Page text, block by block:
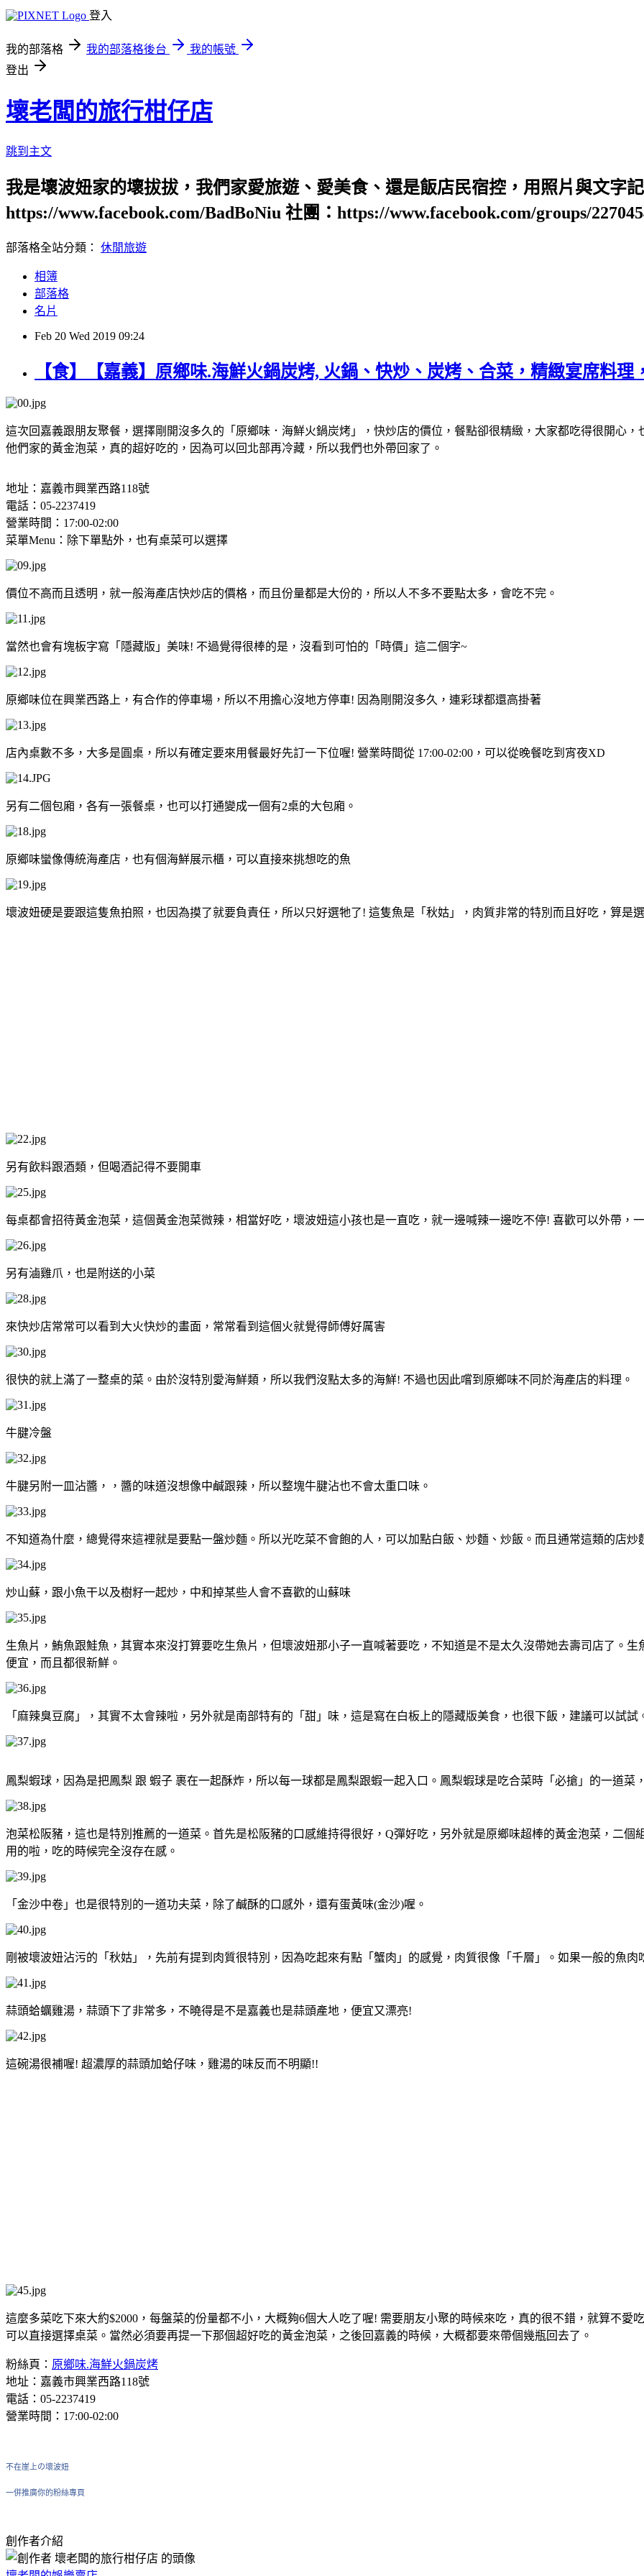
登入
我的部落格 我的部落格後台
我的帳號
登出
壞老闆的旅行柑仔店
跳到主文
我是壞波妞家的壞拔拔，我們家愛旅遊、愛美食、還是飯店民宿控，用照片與文字
https://www.facebook.com/BadBoNiu 社團：https://www.facebook.com/groups/
部落格全站分類： 休閒旅遊
相簿
部落格
名片
Feb 20 Wed 2019 09:24
【食】【嘉義】原鄉味.海鮮火鍋炭烤, 火鍋、快炒、炭烤、合菜，精緻宴席料理
這次回嘉義跟朋友聚餐，選擇剛開沒多久的「原鄉味．海鮮火鍋炭烤」，快炒店的價位，餐點卻很精緻，大家都吃得很開心
他們家的黃金泡菜，真的超好吃的，因為可以回北部再冷藏，所以我們也外帶回家了。
地址：嘉義市興業西路118號
電話：05-2237419
營業時間：17:00-02:00
菜單Menu：除下單點外，也有桌菜可以選擇
價位不高而且透明，就一般海產店快炒店的價格，而且份量都是大份的，所以人不多不要點太多，會吃不完。
當然也會有塊板字寫「隱藏版」美味! 不過覺得很棒的是，沒看到可怕的「時價」這二個字~
原鄉味位在興業西路上，有合作的停車場，所以不用擔心沒地方停車! 因為剛開沒多久，連彩球都還高掛著
店內桌數不多，大多是圓桌，所以有確定要來用餐最好先訂一下位喔! 營業時間從 17:00-02:00，可以從晚餐吃到宵夜XD
另有二個包廂，各有一張餐桌，也可以打通變成一個有2桌的大包廂。
原鄉味蠻像傳統海產店，也有個海鮮展示櫃，可以直接來挑想吃的魚
壞波妞硬是要跟這隻魚拍照，也因為摸了就要負責任，所以只好選牠了! 這隻魚是「秋姑」，肉質非常的特別而且好吃，算是
另有飲料跟酒類，但喝酒記得不要開車
每桌都會招待黃金泡菜，這個黃金泡菜微辣，相當好吃，壞波妞這小孩也是一直吃，就一邊喊辣一邊吃不停! 喜歡可以外帶，
另有滷雞爪，也是附送的小菜
來快炒店常常可以看到大火快炒的畫面，常常看到這個火就覺得師傅好厲害
很快的就上滿了一整桌的菜。由於沒特別愛海鮮類，所以我們沒點太多的海鮮! 不過也因此嚐到原鄉味不同於海產店的料理。
牛腱冷盤
牛腱另附一皿沾醬，，醬的味道沒想像中鹹跟辣，所以整塊牛腱沾也不會太重口味。
不知道為什麼，總覺得來這裡就是要點一盤炒麵。所以光吃菜不會飽的人，可以加點白飯、炒麵、炒飯。而且通常這類的店
炒山蘇，跟小魚干以及樹籽一起炒，中和掉某些人會不喜歡的山蘇味
生魚片，鮪魚跟鮭魚，其實本來沒打算要吃生魚片，但壞波妞那小子一直喊著要吃，不知道是不是太久沒帶她去壽司店了。
便宜，而且都很新鮮。
「麻辣臭豆腐」，其實不太會辣啦，另外就是南部特有的「甜」味，這是寫在白板上的隱藏版美食，也很下飯，建議可以試試
鳳梨蝦球，因為是把鳳梨 跟 蝦子 裹在一起酥炸，所以每一球都是鳳梨跟蝦一起入口。鳳梨蝦球是吃合菜時「必搶」的一道
泡菜松阪豬，這也是特別推薦的一道菜。首先是松阪豬的口感維持得很好，Q彈好吃，另外就是原鄉味超棒的黃金泡菜，二
用的啦，吃的時候完全沒存在感。
「金沙中卷」也是很特別的一道功夫菜，除了鹹酥的口感外，還有蛋黃味(金沙)喔。
剛被壞波妞沾污的「秋姑」，先前有提到肉質很特別，因為吃起來有點「蟹肉」的感覺，肉質很像「千層」。如果一般的魚
蒜頭蛤蠣雞湯，蒜頭下了非常多，不曉得是不是嘉義也是蒜頭產地，便宜又漂亮!
這碗湯很補喔! 超濃厚的蒜頭加蛤仔味，雞湯的味反而不明顯!!
這麼多菜吃下來大約$2000，每盤菜的份量都不小，大概夠6個大人吃了喔! 需要朋友小聚的時候來吃，真的很不錯，就算不
可以直接選擇桌菜。當然必須要再提一下那個超好吃的黃金泡菜，之後回嘉義的時候，大概都要來帶個幾瓶回去了。
粉絲頁： 原鄉味.海鮮火鍋炭烤
地址：嘉義市興業西路118號
電話：05-2237419
營業時間：17:00-02:00
不在崖上の壞波妞
一併推廣你的粉絲專頁
創作者介紹